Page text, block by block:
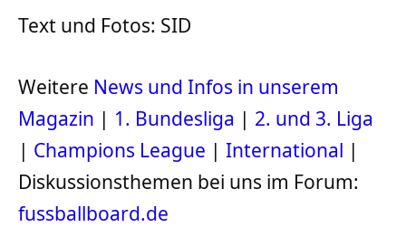
Text und Fotos: SID
Weitere News und Infos in unserem
Magazin | 1. Bundesliga | 2. und 3. Liga
| Champions League | International |
Diskussionsthemen bei uns im Forum:
fussballboard.de